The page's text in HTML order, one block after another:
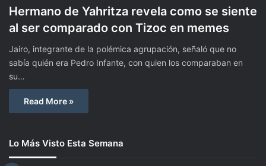
Hermano de Yahritza revela como se siente
al ser comparado con Tizoc en memes
Jairo, integrante de la polémica agrupación, señaló que no
sabía quién era Pedro Infante, con quien los comparaban en
su…
Read More »
Lo Más Visto Esta Semana